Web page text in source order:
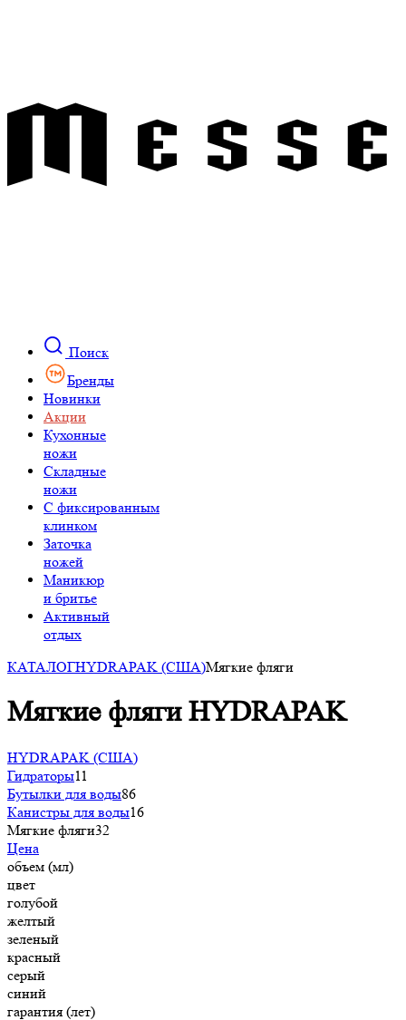
Поиск
Бренды
Новинки
Акции
Кухонные
ножи
Складные
ножи
C фиксированным
клинком
Заточка
ножей
Маникюр
и бритье
Активный
отдых
КАТАЛОГHYDRAPAK (США)Мягкие фляги
Мягкие фляги HYDRAPAK
HYDRAPAK (США)
Гидраторы11
Бутылки для воды86
Канистры для воды16
Мягкие фляги32
Цена
объем (мл)
цвет
голубой
желтый
зеленый
красный
серый
синий
гарантия (лет)